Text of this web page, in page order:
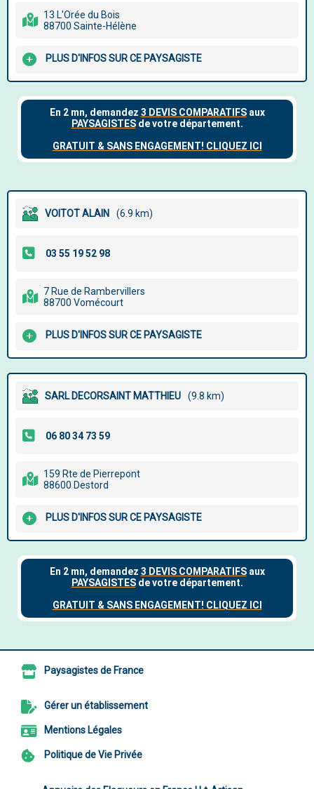
13 L'Orée du Bois
88700 Sainte-Hélène
PLUS D'INFOS SUR CE PAYSAGISTE
VOITOT ALAIN (6.9 km)
7 Rue de Rambervillers
88700 Vomécourt
PLUS D'INFOS SUR CE PAYSAGISTE
SARL DECORSAINT MATTHIEU (9.8 km)
159 Rte de Pierrepont
88600 Destord
PLUS D'INFOS SUR CE PAYSAGISTE
Paysagistes de France
Gérer un établissement
Mentions Légales
Politique de Vie Privée